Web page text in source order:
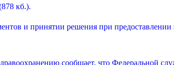
кб.).
и принятии решения при предоставлении
сообщает, что Федеральной